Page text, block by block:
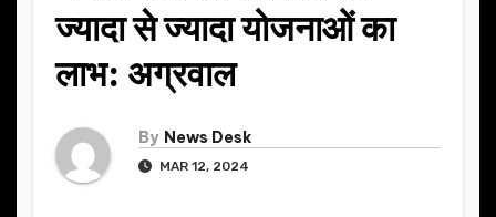
ज्यादा से ज्यादा योजनाओं का
लाभ: अग्रवाल
By News Desk
MAR 12, 2024